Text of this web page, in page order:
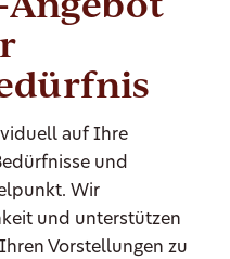
auf Ihre
und
Wir
und unterstützen
Vorstellungen zu